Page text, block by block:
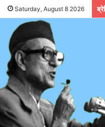
Saturday, August 8 2026